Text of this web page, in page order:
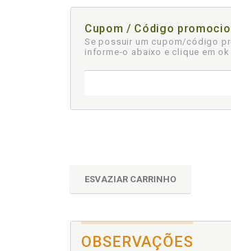
Cupom / Código
Se possuir um cupom/código
informe-o abaixo e clique em ok
ESVAZIAR CARRINHO
OBSERVAÇÕES